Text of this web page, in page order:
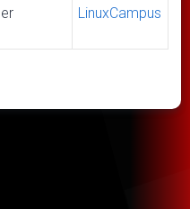
LinuxCampus